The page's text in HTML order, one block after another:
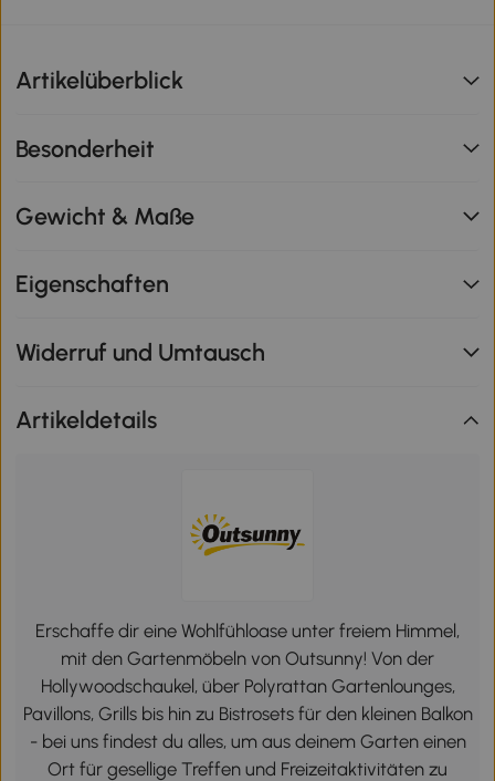
Artikelüberblick
Besonderheit
Gewicht & Maße
Eigenschaften
Widerruf und Umtausch
Artikeldetails
Erschaffe dir eine Wohlfühloase unter freiem Himmel,
mit den Gartenmöbeln von Outsunny! Von der
Hollywoodschaukel, über Polyrattan Gartenlounges,
Pavillons, Grills bis hin zu Bistrosets für den kleinen Balkon
- bei uns findest du alles, um aus deinem Garten einen
Ort für gesellige Treffen und Freizeitaktivitäten zu